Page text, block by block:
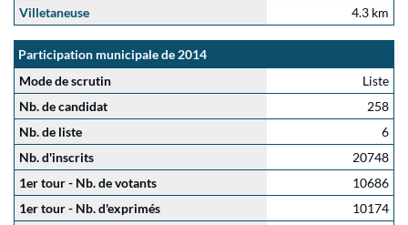
Villetaneuse
4.3 km
Participation municipale de 2014
Mode de scrutin
Liste
Nb. de candidat
258
Nb. de liste
6
Nb. d'inscrits
20748
1er tour - Nb. de votants
10686
1er tour - Nb. d'exprimés
10174